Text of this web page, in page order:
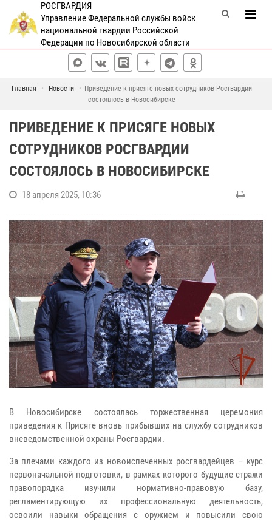
РОСГВАРДИЯ
Управление Федеральной службы войск
национальной гвардии Российской
Федерации по Новосибирской области
Главная Новости
Приведение к присяге новых сотрудников Росгвардии
состоялось в Новосибирске
ПРИВЕДЕНИЕ К ПРИСЯГЕ НОВЫХ
СОТРУДНИКОВ РОСГВАРДИИ
СОСТОЯЛОСЬ В НОВОСИБИРСКЕ
18 апреля 2025, 10:36
В Новосибирске состоялась торжественная церемония
приведения к Присяге вновь прибывших на службу сотрудников
вневедомственной охраны Росгвардии.
За плечами каждого из новоиспеченных росгвардейцев – курс
первоначальной подготовки, в рамках которого будущие стражи
правопорядка изучили нормативно-правовую базу,
регламентирующую их профессиональную деятельность,
освоили навыки обращения с оружием и повысили свою